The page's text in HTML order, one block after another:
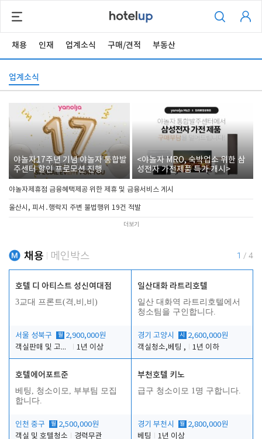
채용 인재 업계소식 구매/견적 부동산
업계소식
야놀자17주년 기념 야놀자 통합발
주센터 할인 프로모션 진행
<야놀자 MRO, 숙박업소 위한 삼
성전자 가전제품 특가 개시>
야놀자제휴점 금융혜택제공 위한 제휴 및 금융서비스 게시
울산시, 피서․행락지 주변 불법행위 19건 적발
더보기
채용 메인박스 1 / 4
호텔 디 아티스트 성신여대점
3교대 프론트(격,비,비)
서울 성북구 월 2,900,000원
객실판매 및 고객응대
1년 이상
일산대화 라트리호텔
일산 대화역 라트리호텔에서
청소팀을 구인합니다.
경기 고양시 시
2,600,000원
객실청소,베팅 ,
1년 이하
호텔에어포트준
베팅, 청소이모, 부부팀 모집
합니다.
인천 중구 월 2,500,000원
객실 및 호텔청소
경력무관
부천호텔 키노
급구 청소이모 1명 구합니다.
경기 부천시 월 2,800,000원
베팅
1년 이상